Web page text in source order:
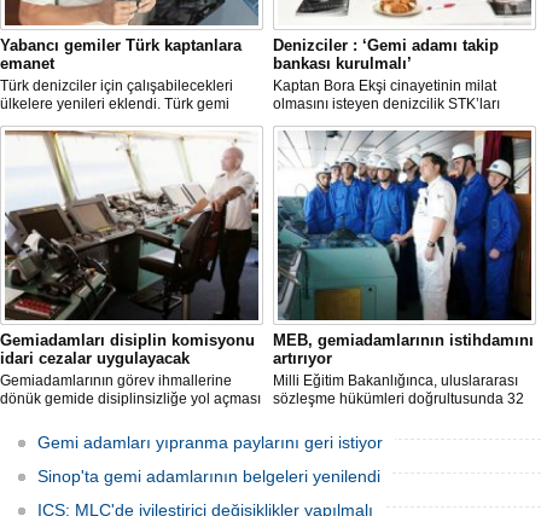
Yabancı gemiler Türk kaptanlara
emanet
Türk denizciler için çalışabilecekleri
ülkelere yenileri eklendi. Türk gemi
insanlarının istihdam edilebileceği
ülkeler arasına Danimarka, Hong Kong,
Norveç ve İngiltere bayraklı gemiler de
katıldı. Böylece 37 ülke ile anlaşma
Denizciler : ‘Gemi adamı takip
bankası kurulmalı’
Kaptan Bora Ekşi cinayetinin milat
olmasını isteyen denizcilik STK’ları
şirketlere personel politikalarını gözden
geçirmeleri çağrısında bulundu.
Gemiadamları disiplin komisyonu
idari cezalar uygulayacak
Gemiadamlarının görev ihmallerine
dönük gemide disiplinsizliğe yol açması
Komisyonu tarafından bir açıklama
yayınlandı.
MEB, gemiadamlarının istihdamını
artırıyor
Milli Eğitim Bakanlığınca, uluslararası
sözleşme hükümleri doğrultusunda 32
programı" hazırlanarak uygulamaya
başlandı.
Gemi adamları yıpranma paylarını geri istiyor
Sinop'ta gemi adamlarının belgeleri yenilendi
ICS: MLC'de iyileştirici değişiklikler yapılmalı